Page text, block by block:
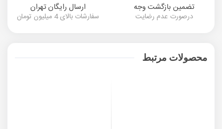
تضمین بازگشت وجه
درصورت عدم رضایت
ارسال رایگان تهران
سفارشات بالای 4 میلیون تومان
محصولات مرتبط